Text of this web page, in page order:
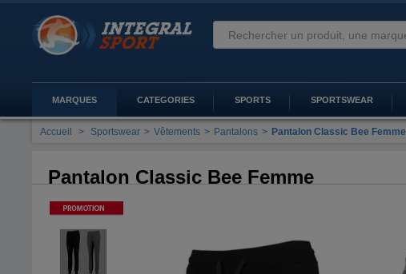
MARQUES CATEGORIES SPORTS SPORTSWEAR
Accueil > Sportswear > Vêtements > Pantalons > Pantalon Classic Bee Femme
Pantalon Classic Bee Femme